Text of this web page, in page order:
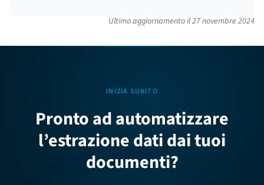
Ultimo aggiornamento il27 novembre 2024
INIZIA SUBITO
Pronto ad automatizzare
l’estrazione dati dai tuoi
documenti?